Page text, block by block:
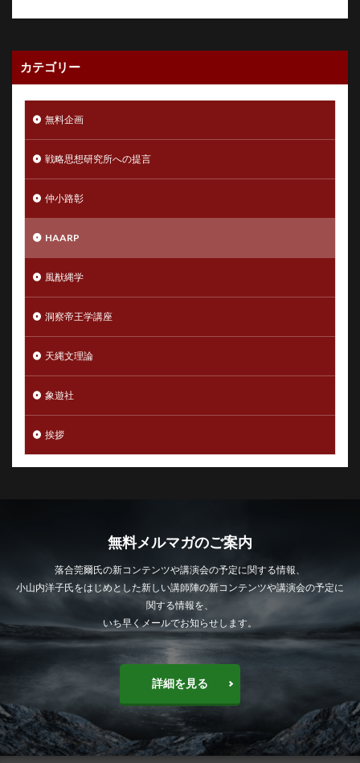
カテゴリー
無料企画
戦略思想研究所への提言
仲小路彰
HAARP
風猷縄学
洞察帝王学講座
天縄文理論
象遊社
挨拶
無料メルマガのご案内
落合莞爾氏の新コンテンツや講演会の予定に関する情報、
小山内洋子氏をはじめとした新しい講師陣の新コンテンツや講演会の予定に
関する情報を、
いち早くメールでお知らせします。
詳細を見る